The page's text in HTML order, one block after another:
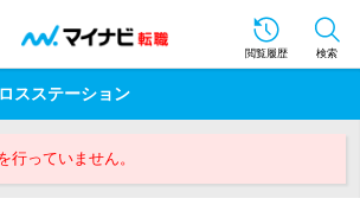
閲覧履歴 検索
スステーション
行っていません。